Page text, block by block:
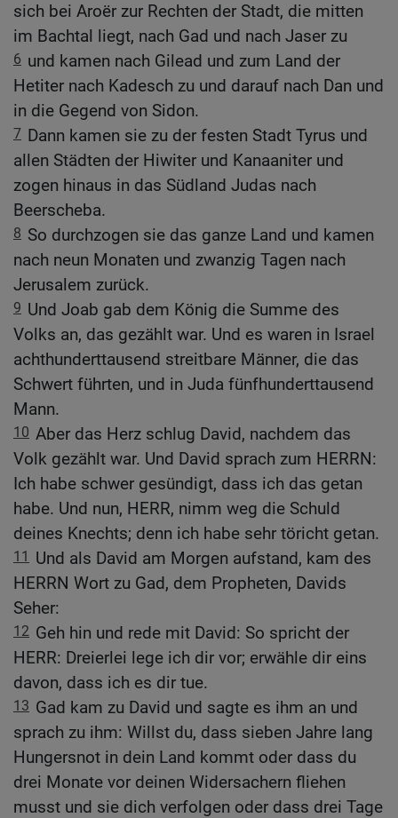
sich bei Aroër zur Rechten der Stadt, die mitten
im Bachtal liegt, nach Gad und nach Jaser zu
6 und kamen nach Gilead und zum Land der
Hetiter nach Kadesch zu und darauf nach Dan und
in die Gegend von Sidon.
7 Dann kamen sie zu der festen Stadt Tyrus und
allen Städten der Hiwiter und Kanaaniter und
zogen hinaus in das Südland Judas nach
Beerscheba.
8 So durchzogen sie das ganze Land und kamen
nach neun Monaten und zwanzig Tagen nach
Jerusalem zurück.
9 Und Joab gab dem König die Summe des
Volks an, das gezählt war. Und es waren in Israel
achthunderttausend streitbare Männer, die das
Schwert führten, und in Juda fünfhunderttausend
Mann.
10 Aber das Herz schlug David, nachdem das
Volk gezählt war. Und David sprach zum HERRN:
Ich habe schwer gesündigt, dass ich das getan
habe. Und nun, HERR, nimm weg die Schuld
deines Knechts; denn ich habe sehr töricht getan.
11
Und als David am Morgen aufstand, kam des
HERRN Wort zu Gad, dem Propheten, Davids
Seher:
12 Geh hin und rede mit David: So spricht der
HERR: Dreierlei lege ich dir vor; erwähle dir eins
davon, dass ich es dir tue.
13 Gad kam zu David und sagte es ihm an und
sprach zu ihm: Willst du, dass sieben Jahre lang
Hungersnot in dein Land kommt oder dass du
drei Monate vor deinen Widersachern fliehen
musst und sie dich verfolgen oder dass drei Tage